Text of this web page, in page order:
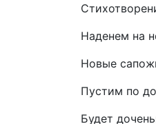
Наденем на
Новые
Пустим по
Будет